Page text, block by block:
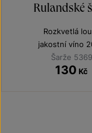
Rulandské
Rozkvetlá
jakostní víno
Šarže 5369
130 Kč